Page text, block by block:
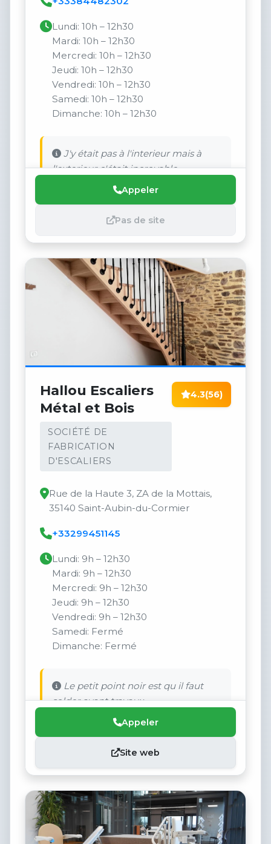
Lundi: 10h – 12h30
Mardi: 10h – 12h30
Mercredi: 10h – 12h30
Jeudi: 10h – 12h30
Vendredi: 10h – 12h30
Samedi: 10h – 12h30
Dimanche: 10h – 12h30
J'y était pas à l'interieur mais à
l'exterieur c'était incroyable
Appeler
Pas de site
Hallou Escaliers
Métal et Bois
SOCIÉTÉ DE
FABRICATION
D'ESCALIERS
4.3(56)
Rue de la Haute 3, ZA de la Mottais,
35140 Saint-Aubin-du-Cormier
+33299451145
Lundi: 9h – 12h30
Mardi: 9h – 12h30
Mercredi: 9h – 12h30
Jeudi: 9h – 12h30
Vendredi: 9h – 12h30
Samedi: Fermé
Dimanche: Fermé
Le petit point noir est qu il faut
solder avant travaux.
Appeler
Site web